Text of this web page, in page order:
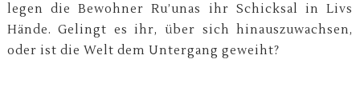
legen die Bewohner Ru’unas ihr Schicksal in Livs
Hände. Gelingt es ihr, über sich hinauszuwachsen,
oder ist die Welt dem Untergang geweiht?